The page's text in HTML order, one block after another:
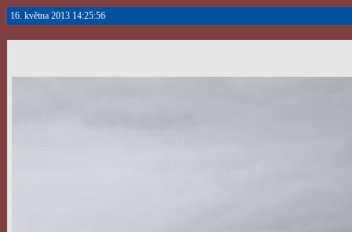
16. května 2013 14:25:56